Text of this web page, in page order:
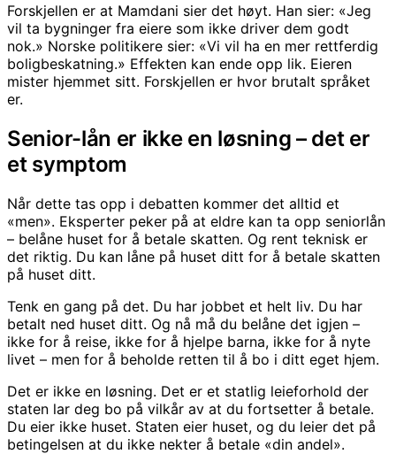
Forskjellen er at Mamdani sier det høyt. Han sier: «Jeg
vil ta bygninger fra eiere som ikke driver dem godt
nok.» Norske politikere sier: «Vi vil ha en mer rettferdig
boligbeskatning.» Effekten kan ende opp lik. Eieren
mister hjemmet sitt. Forskjellen er hvor brutalt språket
er.
Senior-lån er ikke en løsning – det er
et symptom
Når dette tas opp i debatten kommer det alltid et
«men». Eksperter peker på at eldre kan ta opp seniorlån
– belåne huset for å betale skatten. Og rent teknisk er
det riktig. Du kan låne på huset ditt for å betale skatten
på huset ditt.
Tenk en gang på det. Du har jobbet et helt liv. Du har
betalt ned huset ditt. Og nå må du belåne det igjen –
ikke for å reise, ikke for å hjelpe barna, ikke for å nyte
livet – men for å beholde retten til å bo i ditt eget hjem.
Det er ikke en løsning. Det er et statlig leieforhold der
staten lar deg bo på vilkår av at du fortsetter å betale.
Du eier ikke huset. Staten eier huset, og du leier det på
betingelsen at du ikke nekter å betale «din andel».